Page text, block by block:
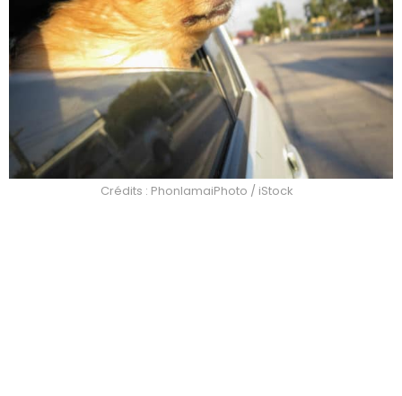
Crédits : PhonlamaiPhoto / iStock